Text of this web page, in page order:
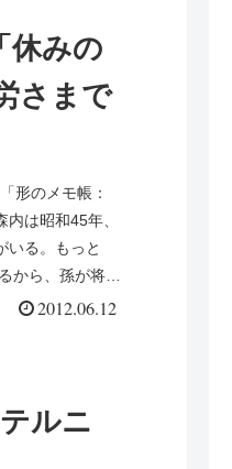
休みの
さまで
形のメモ帳：
は昭和45年、
いる。もっと
から、孫が将棋
2012.06.12
ルニ